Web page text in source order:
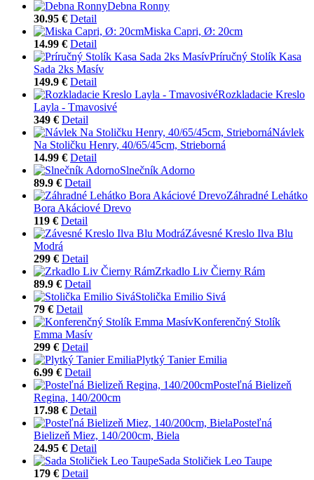
Debna Ronny
30.95 € Detail
Miska Capri, Ø: 20cm
14.99 € Detail
Príručný Stolík Kasa
Sada 2ks Masív
149.9 € Detail
Rozkladacie Kreslo
Layla - Tmavosivé
349 € Detail
Návlek
Na Stoličku Henry, 40/65/45cm, Strieborná
14.99 € Detail
Slnečník Adorno
89.9 € Detail
Záhradné Lehátko
Bora Akáciové Drevo
119 € Detail
Závesné Kreslo Ilva Blu
Modrá
299 € Detail
Zrkadlo Liv Čierny Rám
89.9 € Detail
Stolička Emilio Sivá
79 € Detail
Konferenčný Stolík
Emma Masív
299 € Detail
Plytký Tanier Emilia
6.99 € Detail
Posteľná Bielizeň
Regina, 140/200cm
17.98 € Detail
Posteľná
Bielizeň Miez, 140/200cm, Biela
24.95 € Detail
Sada Stoličiek Leo Taupe
179 € Detail